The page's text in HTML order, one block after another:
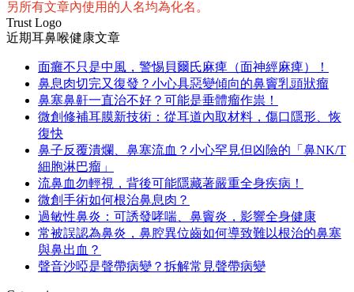
另所有文章內使用的人名均為化名。
Trust Logo
近期耳鼻喉健康文章
面癱不只是中風，警惕貝爾氏麻痺（面神經麻痺）！
鼻息肉切完又復發？小心具惡變傾向的鼻竇乳頭狀瘤
鼻塞鼻鼾一直治不好？可能是垂體瘤作祟！
微創修補耳膜新技術：從耳道內取材料，傷口隱形、恢
復快
鼻子反覆潰爛、鼻塞流血？小心罕見但凶險的「鼻NK/T
細胞淋巴瘤」
流鼻血勿輕視，背後可能隱藏著嚴重全身疾病！
微創手術如何根治鼻息肉？
過敏性鼻炎：可誘發哮喘、鼻竇炎，影響全身健康
常被誤認為鼻炎，鼻腔異位齒如何導致難以根治的鼻塞
與鼻出血？
聲音沙啞是聲帶病變？拆解常見聲帶病變